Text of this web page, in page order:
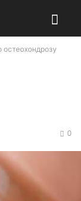
остеохондрозу
0